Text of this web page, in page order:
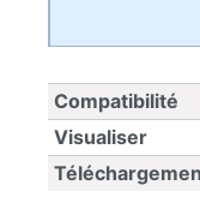
Compatibilité
Visualiser